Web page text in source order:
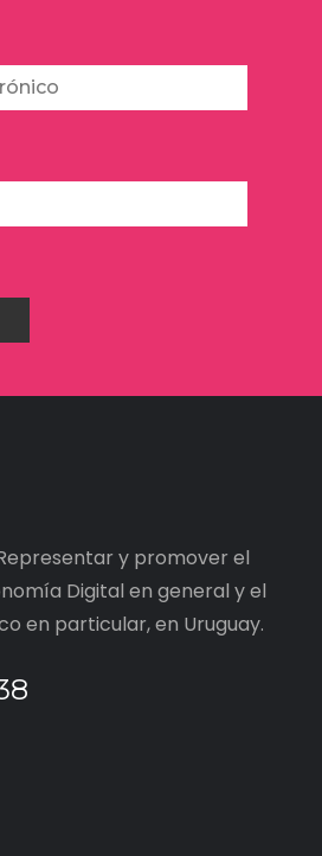
y promover el
Digital en general y el
en particular, en Uruguay.